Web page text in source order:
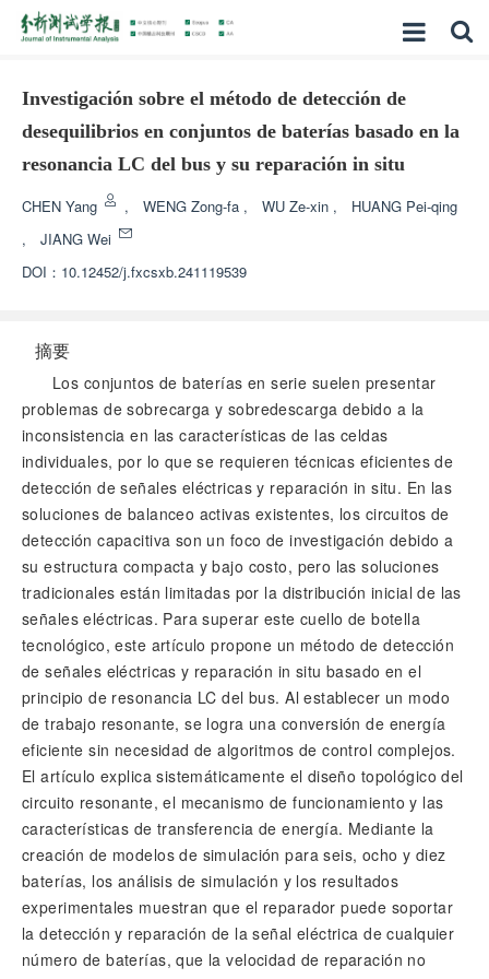
Investigación sobre el método de detección de
desequilibrios en conjuntos de baterías basado en la
resonancia LC del bus y su reparación in situ
CHEN Yang , WENG Zong-fa , WU Ze-xin ,
HUANG Pei-qing
,
JIANG Wei
DOI： 10.12452/j.fxcsxb.241119539
摘要
Los conjuntos de baterías en serie suelen presentar
problemas de sobrecarga y sobredescarga debido a la
inconsistencia en las características de las celdas
individuales, por lo que se requieren técnicas eficientes de
detección de señales eléctricas y reparación in situ. En las
soluciones de balanceo activas existentes, los circuitos de
detección capacitiva son un foco de investigación debido a
su estructura compacta y bajo costo, pero las soluciones
tradicionales están limitadas por la distribución inicial de las
señales eléctricas. Para superar este cuello de botella
tecnológico, este artículo propone un método de detección
de señales eléctricas y reparación in situ basado en el
principio de resonancia LC del bus. Al establecer un modo
de trabajo resonante, se logra una conversión de energía
eficiente sin necesidad de algoritmos de control complejos.
El artículo explica sistemáticamente el diseño topológico del
circuito resonante, el mecanismo de funcionamiento y las
características de transferencia de energía. Mediante la
creación de modelos de simulación para seis, ocho y diez
baterías, los análisis de simulación y los resultados
experimentales muestran que el reparador puede soportar
la detección y reparación de la señal eléctrica de cualquier
número de baterías, que la velocidad de reparación no